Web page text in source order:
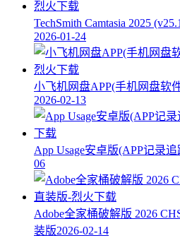
TechSmith Camtasia 2025
2026-01-24
小飞机网盘APP(手机网盘软
2026-02-13
App Usage安卓版(APP记录
06
Adobe全家桶破解版 2026
装版2026-02-14